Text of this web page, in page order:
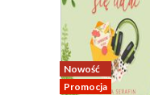
Nowość
Promocja